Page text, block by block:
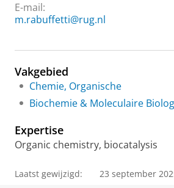
E-mail:
m.rabuffetti@rug.nl
Vakgebied
Chemie, Organische
Biochemie & Moleculaire
Expertise
Organic chemistry, biocatalysis
Laatst gewijzigd: 23 september